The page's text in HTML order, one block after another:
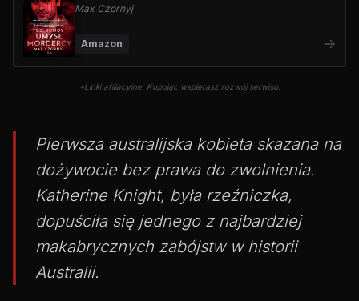
Max Czornyj
Amazon
*Linki afiliacyjne. Kupując wspierasz rozwój serwisu.
Pierwsza australijska kobieta skazana na
dożywocie bez prawa do zwolnienia.
Katherine Knight, była rzeźniczka,
dopuściła się jednego z najbardziej
makabrycznych zabójstw w historii
Australii.